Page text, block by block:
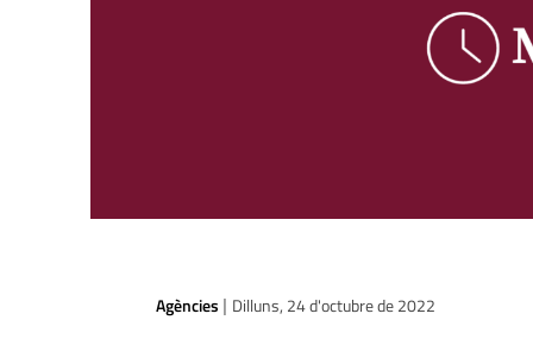
Agències | Dilluns, 24 d'octubre de 2022